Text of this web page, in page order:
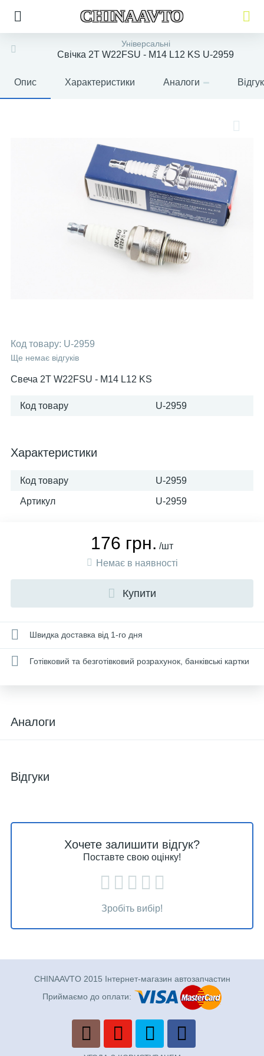
CHINAAVTO
Універсальні
Свічка 2Т W22FSU - M14 L12 KS U-2959
Опис Характеристики Аналоги
Код товару: U-2959
Ще немає відгуків
Свеча 2Т W22FSU - M14 L12 KS
Код товару U-2959
Характеристики
Код товару U-2959
Артикул U-2959
176 грн. /шт
Немає в наявності
Купити
Швидка доставка від 1-го дня
Готівковий та безготівковий розрахунок, банківські картки
Аналоги
Відгуки
Хочете залишити відгук?
Поставте свою оцінку!
Зробіть вибір!
CHINAAVTO 2015 Інтернет-магазин автозапчастин
Приймаємо до оплати: